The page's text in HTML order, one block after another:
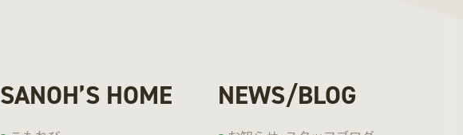
SANOH’S HOME NEWS/BLOG